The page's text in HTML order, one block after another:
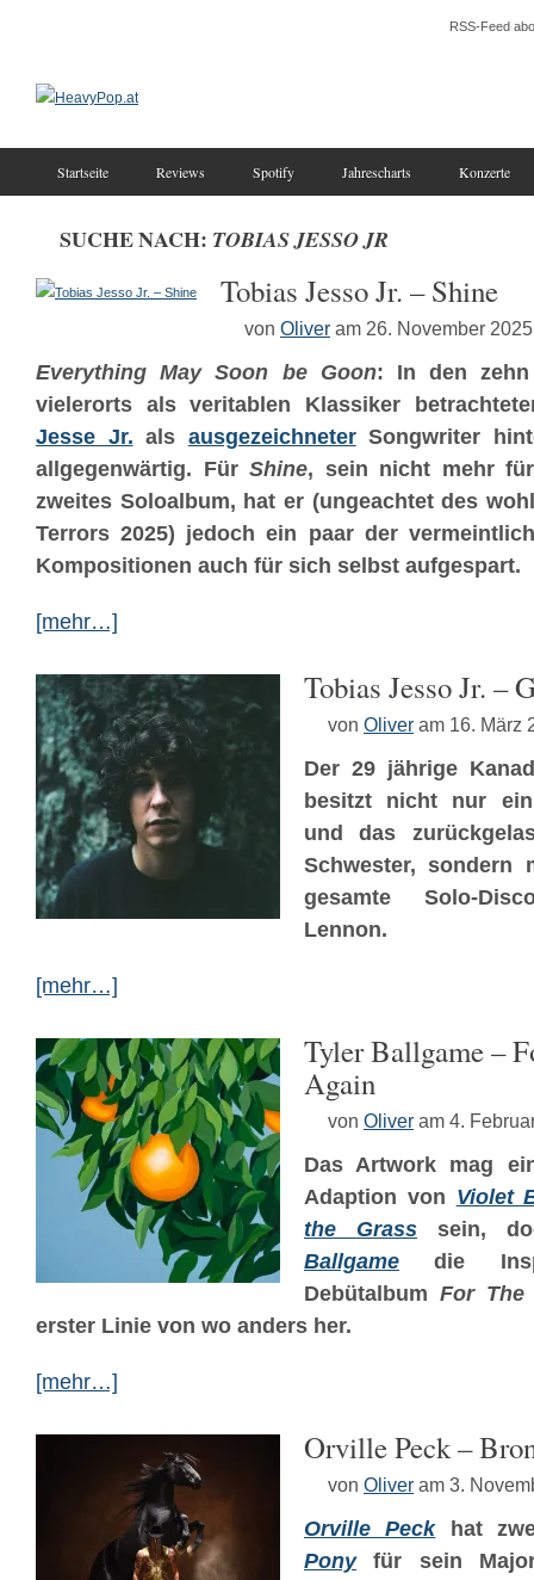
RSS-Feed
Startseite Reviews Spotify Jahrescharts Konzerte
SUCHE NACH: TOBIAS JESSO JR
Tobias Jesso Jr. – Shine
von Oliver am 26. November 2025
Everything May Soon be Goon: In den zehn
vielerorts als veritablen Klassiker
Jesse Jr. als ausgezeichneterSongwriter
allgegenwärtig. Für Shine, sein nicht mehr
zweites Soloalbum, hat er (ungeachtet des
Terrors 2025) jedoch ein paar der
Kompositionen auch für sich selbst aufgespart.
[mehr…]
Tobias Jesso Jr. –
von Oliver am 16. März
Der 29 jährige
besitzt nicht nur
und das
Schwester, sondern
gesamte Solo-
Lennon.
[mehr…]
Tyler Ballgame –
Again
von Oliver am 4.
Das Artwork mag
Adaption von Violet
the Grass sein,
Ballgame die
Debütalbum For The
erster Linie von wo anders her.
[mehr…]
Orville Peck –
von Oliver am 3.
Orville Peckhat
Ponyfür sein